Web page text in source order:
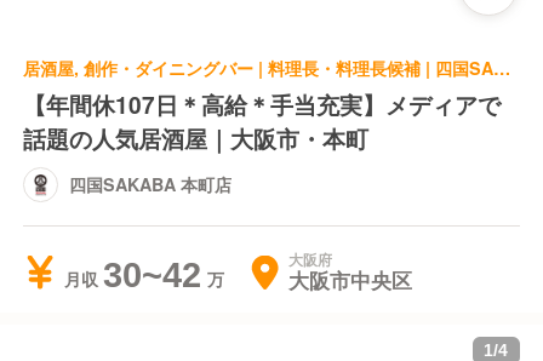
居酒屋, 創作・ダイニングバー | 料理長・料理長候補 | 四国SAKABA 本町店
【年間休107日＊高給＊手当充実】メディアで
話題の人気居酒屋｜大阪市・本町
四国SAKABA 本町店
月収 30~42 大阪府
大阪市中央区
1/4